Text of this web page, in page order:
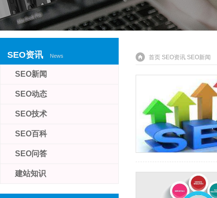
首页 SEO资讯 SEO新闻
SEO资讯 News
SEO新闻
SEO动态
SEO技术
SEO百科
SEO问答
建站知识